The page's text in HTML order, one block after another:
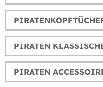
PIRATEN